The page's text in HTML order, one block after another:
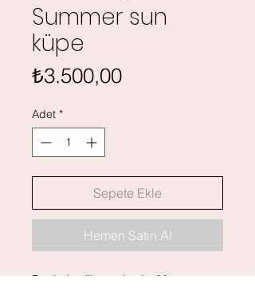
Summer sun
küpe
₺3.500,00Fiyat
Adet *
Sepete Ekle
Hemen Satın Al
Denizden ilham alan La Mer